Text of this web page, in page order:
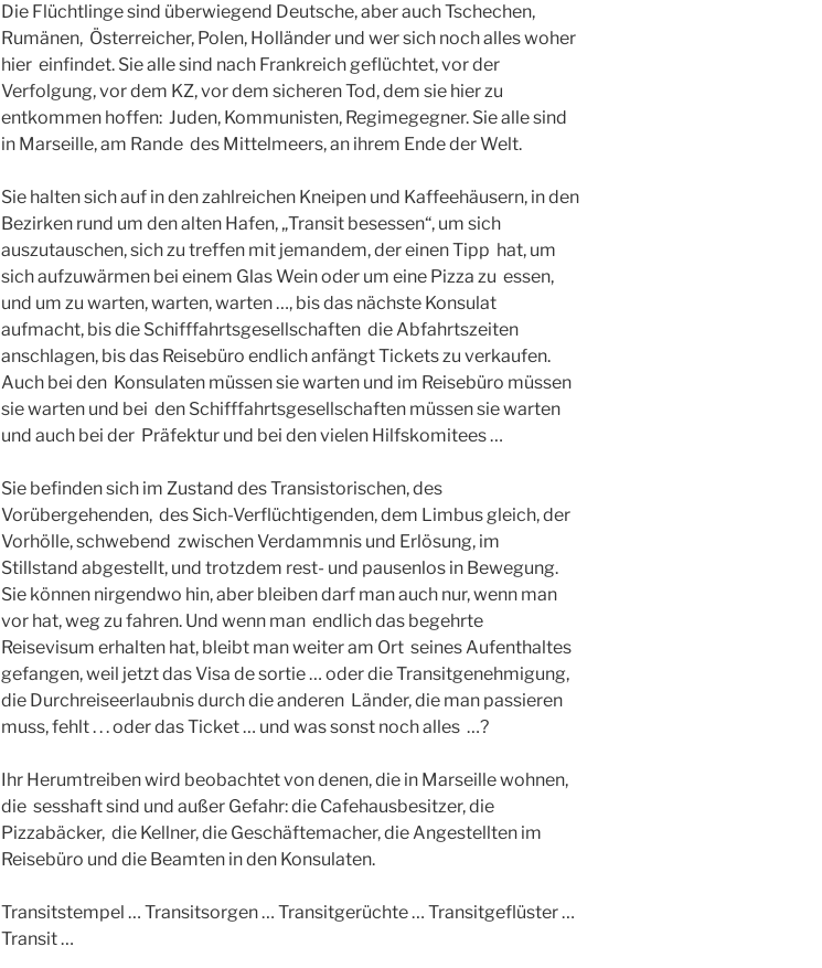
Die Flüchtlinge sind überwiegend Deutsche, aber auch Tschechen,
Rumänen, Österreicher, Polen, Holländer und wer sich noch alles woher
hier einfindet. Sie alle sind nach Frankreich geflüchtet, vor der
Verfolgung, vor dem KZ, vor dem sicheren Tod, dem sie hier zu
entkommen hoffen: Juden, Kommunisten, Regimegegner. Sie alle sind
in Marseille, am Rande des Mittelmeers, an ihrem Ende der Welt.
Sie halten sich auf in den zahlreichen Kneipen und Kaffeehäusern, in den
Bezirken rund um den alten Hafen, „Transit besessen“, um sich
auszutauschen, sich zu treffen mit jemandem, der einen Tipp hat, um
sich aufzuwärmen bei einem Glas Wein oder um eine Pizza zu essen,
und um zu warten, warten, warten …, bis das nächste Konsulat
aufmacht, bis die Schifffahrtsgesellschaften die Abfahrtszeiten
anschlagen, bis das Reisebüro endlich anfängt Tickets zu verkaufen.
Auch bei den Konsulaten müssen sie warten und im Reisebüro müssen
sie warten und bei den Schifffahrtsgesellschaften müssen sie warten
und auch bei der Präfektur und bei den vielen Hilfskomitees …
Sie befinden sich im Zustand des Transistorischen, des
Vorübergehenden, des Sich-Verflüchtigenden, dem Limbus gleich, der
Vorhölle, schwebend zwischen Verdammnis und Erlösung, im
Stillstand abgestellt, und trotzdem rest- und pausenlos in Bewegung.
Sie können nirgendwo hin, aber bleiben darf man auch nur, wenn man
vor hat, weg zu fahren. Und wenn man endlich das begehrte
Reisevisum erhalten hat, bleibt man weiter am Ort seines Aufenthaltes
gefangen, weil jetzt das Visa de sortie … oder die Transitgenehmigung,
die Durchreiseerlaubnis durch die anderen Länder, die man passieren
muss, fehlt . . . oder das Ticket … und was sonst noch alles …?
Ihr Herumtreiben wird beobachtet von denen, die in Marseille wohnen,
die sesshaft sind und außer Gefahr: die Cafehausbesitzer, die
Pizzabäcker, die Kellner, die Geschäftemacher, die Angestellten im
Reisebüro und die Beamten in den Konsulaten.
Transitstempel … Transitsorgen … Transitgerüchte … Transitgeflüster …
Transit …